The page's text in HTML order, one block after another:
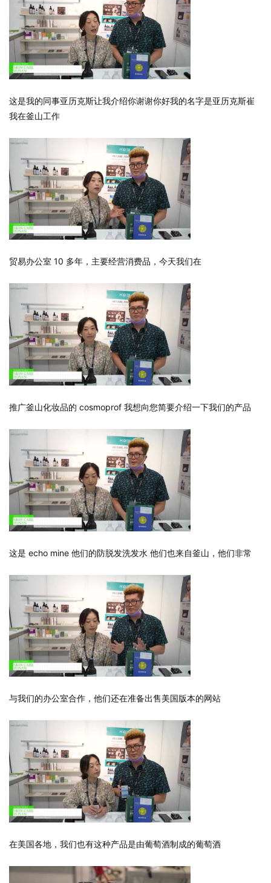
这是我的同事亚历克斯让我介绍你谢谢你好我的名字是亚历克斯崔
我在釜山工作
贸易办公室 10 多年，主要经营消费品，今天我们在
推广釜山化妆品的 cosmoprof 我想向您简要介绍一下我们的产品
这是 echo mine 他们的防脱发洗发水 他们也来自釜山，他们非常
与我们的办公室合作，他们还在准备出售美国版本的网站
在美国各地，我们也有这种产品是由葡萄酒制成的葡萄酒